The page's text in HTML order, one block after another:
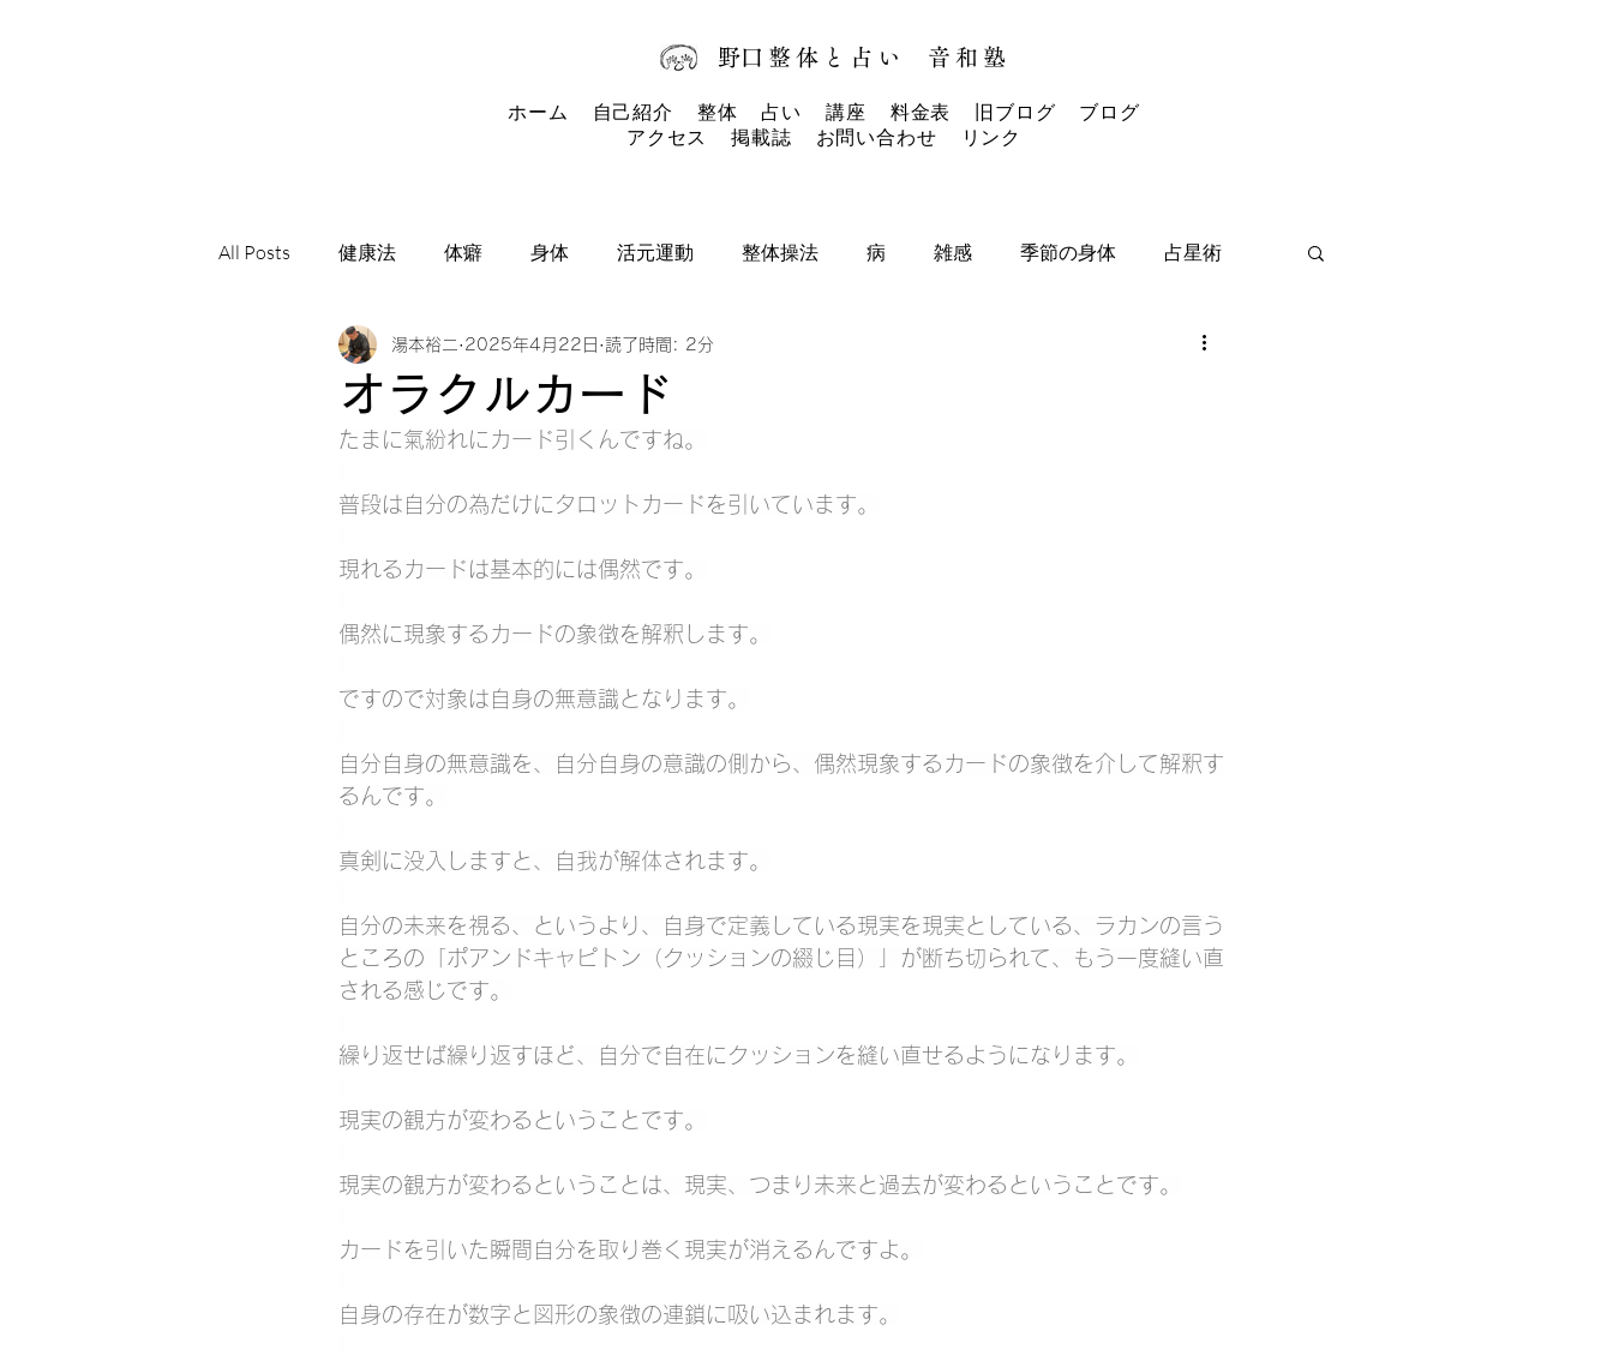
​野口整体と占い 音和塾​
ホーム 自己紹介 整体 占い 講座 料金表 旧ブログ
ブログ
アクセス
掲載誌 お問い合わせ リンク
All Posts 健康法 体癖 身体 活元運動 整体操法 病 雑感 季節の身体 占星術
サビアンシンボル 音楽 タロットカード
オラクルカード
湯本裕二 2025年4月22日 読了時間: 2分
たまに氣紛れにカード引くんですね。
普段は自分の為だけにタロットカードを引いています。
現れるカードは基本的には偶然です。
偶然に現象するカードの象徴を解釈します。
ですので対象は自身の無意識となります。
自分自身の無意識を、自分自身の意識の側から、偶然現象するカードの象徴を介して解釈す
るんです。
真剣に没入しますと、自我が解体されます。
自分の未来を視る、というより、自身で定義している現実を現実としている、ラカンの言う
ところの「ポアンドキャピトン（クッションの綴じ目）」が断ち切られて、もう一度縫い直
される感じです。
繰り返せば繰り返すほど、自分で自在にクッションを縫い直せるようになります。
現実の観方が変わるということです。
現実の観方が変わるということは、現実、つまり未来と過去が変わるということです。
カードを引いた瞬間自分を取り巻く現実が消えるんですよ。
自身の存在が数字と図形の象徴の連鎖に吸い込まれます。